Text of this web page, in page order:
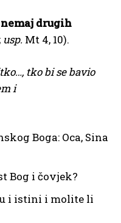
nemaj drugih
usp. Mt 4, 10).
tko bi se bavio
i
Boga: Oca, Sina
Bog i čovjek?
i istini i molite li